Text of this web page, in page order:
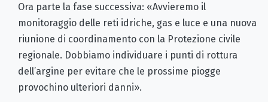
Ora parte la fase successiva: «Avvieremo il
monitoraggio delle reti idriche, gas e luce e una nuova
riunione di coordinamento con la Protezione civile
regionale. Dobbiamo individuare i punti di rottura
dell’argine per evitare che le prossime piogge
provochino ulteriori danni».